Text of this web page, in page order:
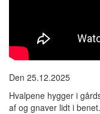
Den 25.12.2025
Hvalpene hygger i
af og gnaver lidt i benet.